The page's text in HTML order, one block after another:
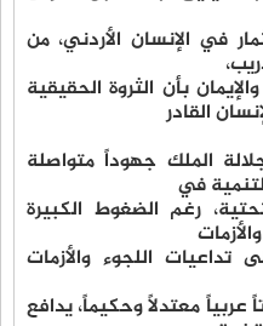
في الإنسان الأردني، من
بأن الثروة الحقيقية
القادر
الملك جهوداً متواصلة
في
رغم الضغوط الكبيرة
تداعيات اللجوء والأزمات
عربياً معتدلاً وحكيماً، يدافع